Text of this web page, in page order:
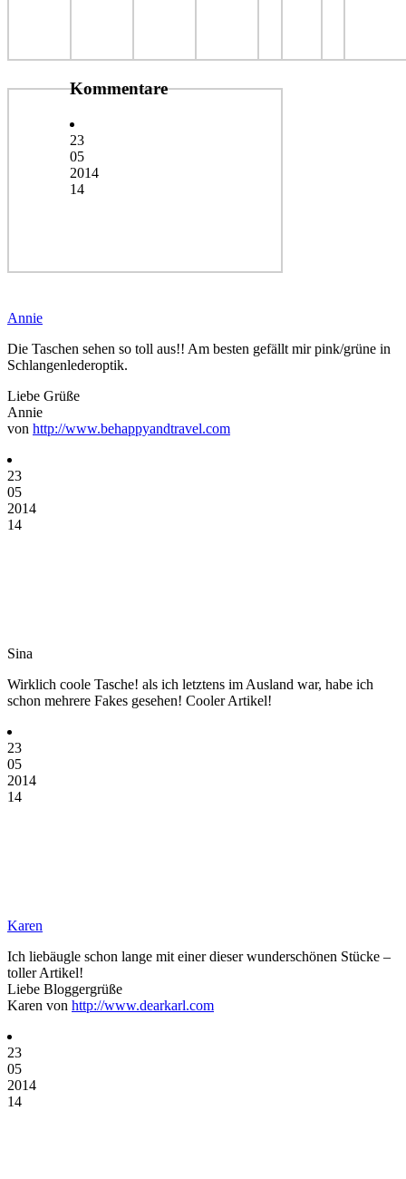
Kommentare
23
05
2014
14
Annie
Die Taschen sehen so toll aus!! Am besten gefällt mir pink/grüne in
Schlangenlederoptik.
Liebe Grüße
Annie
von http://www.behappyandtravel.com
23
05
2014
14
Sina
Wirklich coole Tasche! als ich letztens im Ausland war, habe ich
schon mehrere Fakes gesehen! Cooler Artikel!
23
05
2014
14
Karen
Ich liebäugle schon lange mit einer dieser wunderschönen Stücke –
toller Artikel!
Liebe Bloggergrüße
Karen von http://www.dearkarl.com
23
05
2014
14